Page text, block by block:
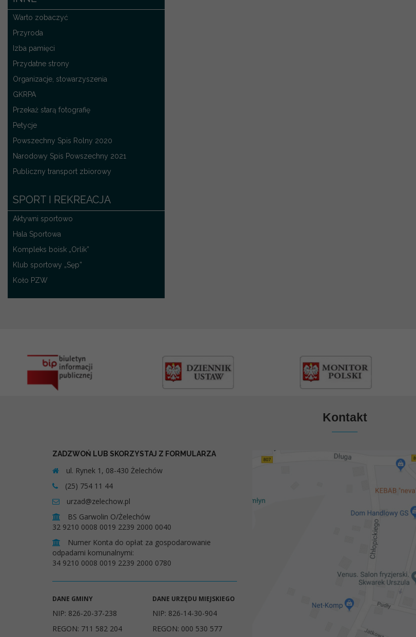
Warto zobaczyć
Przyroda
Izba pamięci
Przydatne strony
Organizacje, stowarzyszenia
GKRPA
Przekaż starą fotografię
Petycje
Powszechny Spis Rolny 2020
Narodowy Spis Powszechny 2021
Publiczny transport zbiorowy
SPORT I REKREACJA
Aktywni sportowo
Hala Sportowa
Kompleks boisk „Orlik”
Klub sportowy „Sęp”
Koło PZW
Kontakt
ZADZWOŃ LUB SKORZYSTAJ Z FORMULARZA
ul. Rynek 1, 08-430 Żelechów
(25) 754 11 44
urzad@zelechow.pl
BS Garwolin O/Żelechów
32 9210 0008 0019 2239 2000 0040
Numer Konta do opłat za gospodarowanie
odpadami komunalnymi:
34 9210 0008 0019 2239 2000 0780
DANE GMINY
NIP: 826-20-37-238
REGON: 711 582 204
DANE URZĘDU MIEJSKIEGO
NIP: 826-14-30-904
REGON: 000 530 577